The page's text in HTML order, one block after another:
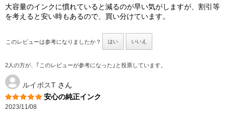
大容量のインクに慣れていると減るのが早い気がしますが、割引等
を考えると安い時もあるので、買い分けています。
このレビューは参考になりましたか？ はい いいえ
2人の方が、｢このレビューが参考になった｣と投票しています。
ルイボスT さん
安心の純正インク
2023/11/08